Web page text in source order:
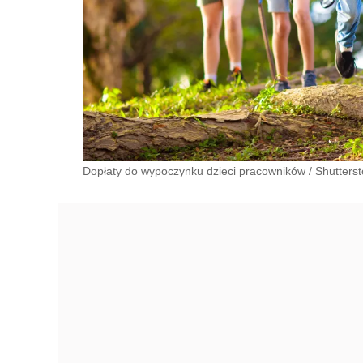
Dopłaty do wypoczynku dzieci pracowników /